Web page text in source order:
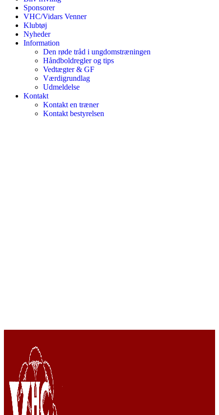
Sponsorer
VHC/Vidars Venner
Klubtøj
Nyheder
Information
Den røde tråd i ungdomstræningen
Håndboldregler og tips
Vedtægter & GF
Værdigrundlag
Udmeldelse
Kontakt
Kontakt en træner
Kontakt bestyrelsen